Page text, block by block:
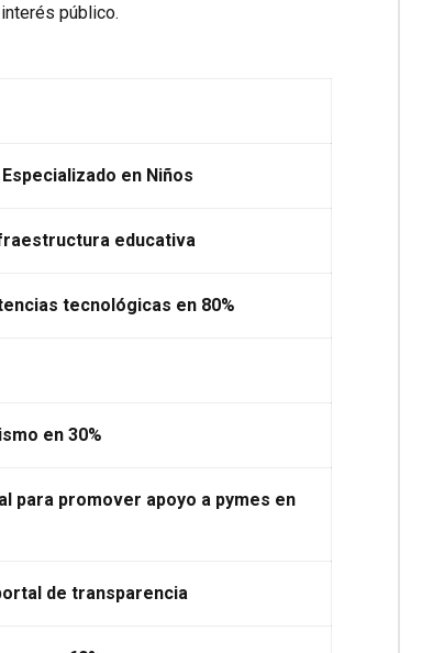
público.
en Niños
educativa
tecnológicas en 80%
en 30%
para promover apoyo a pymes en
de transparencia